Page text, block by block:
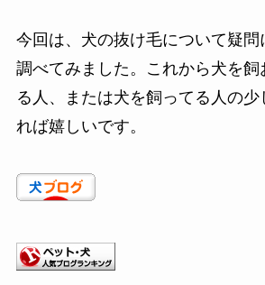
今回は、犬の抜け毛について疑問
調べてみました。これから犬を飼
る人、または犬を飼ってる人の
れば嬉しいです。